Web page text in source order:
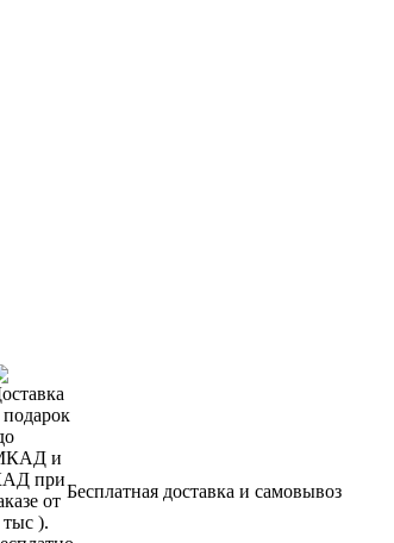
Бесплатная доставка и самовывоз